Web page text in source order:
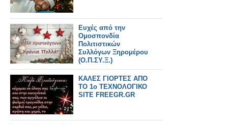
Ευχές από την
Ομοσπονδία
Πολιτιστικών
Συλλόγων Ξηρομέρου
(Ο.Π.ΣΥ.Ξ.)
ΚΑΛΕΣ ΓΙΟΡΤΕΣ ΑΠΟ
ΤΟ 1ο ΤΕΧΝΟΛΟΓΙΚΟ
SITE FREEGR.GR